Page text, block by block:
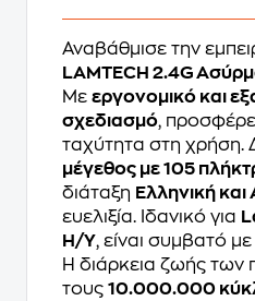
Αναβάθμισε την
LAMTECH 2.4G
Με εργονομικό και
σχεδιασμό,
ταχύτητα στη χρήση.
μέγεθος με 105
διάταξη Ελληνική και
ευελιξία. Ιδανικό για
Η/Υ, είναι συμβατό με
Η διάρκεια ζωής των
τους 10.000.000